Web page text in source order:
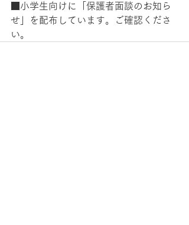
■小学生向けに「保護者面談のお知ら
せ」を配布しています。ご確認くださ
い。